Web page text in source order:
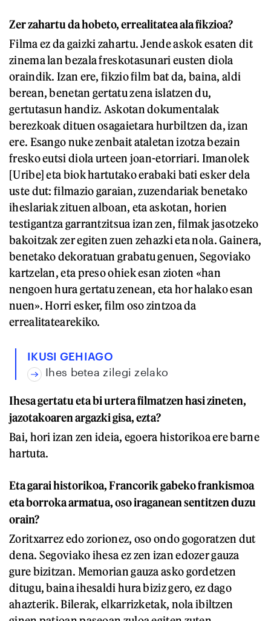
Zer zahartu da hobeto, errealitatea ala fikzioa?
Filma ez da gaizki zahartu. Jende askok esaten dit
zinema lan bezala freskotasunari eusten diola
oraindik. Izan ere, fikzio film bat da, baina, aldi
berean, benetan gertatu zena islatzen du,
gertutasun handiz. Askotan dokumentalak
berezkoak dituen osagaietara hurbiltzen da, izan
ere. Esango nuke zenbait ataletan izotza bezain
fresko eutsi diola urteen joan-etorriari. Imanolek
[Uribe] eta biok hartutako erabaki bati esker dela
uste dut: filmazio garaian, zuzendariak benetako
iheslariak zituen alboan, eta askotan, horien
testigantza garrantzitsua izan zen, filmak jasotzeko
bakoitzak zer egiten zuen zehazki eta nola. Gainera,
benetako dekoratuan grabatu genuen, Segoviako
kartzelan, eta preso ohiek esan zioten «han
nengoen hura gertatu zenean, eta hor halako esan
nuen». Horri esker, film oso zintzoa da
errealitatearekiko.
IKUSI GEHIAGO
Ihes betea zilegi zelako
Ihesa gertatu eta bi urtera filmatzen hasi zineten,
jazotakoaren argazki gisa, ezta?
Bai, hori izan zen ideia, egoera historikoa ere barne
hartuta.
Eta garai historikoa, Francorik gabeko frankismoa
eta borroka armatua, oso iraganean sentitzen duzu
orain?
Zoritxarrez edo zorionez, oso ondo gogoratzen dut
dena. Segoviako ihesa ez zen izan edozer gauza
gure bizitzan. Memorian gauza asko gordetzen
ditugu, baina ihesaldi hura biziz gero, ez dago
ahazterik. Bilerak, elkarrizketak, nola ibiltzen